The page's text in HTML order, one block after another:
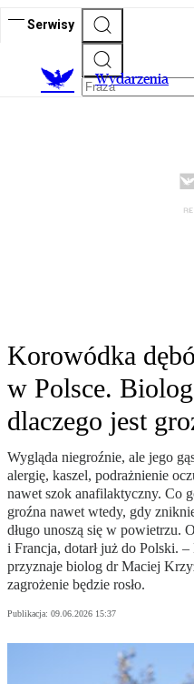
Serwisy
Wydarzenia
Korowódka
w Polsce. Biolog
dlaczego jest
Wygląda niegroźnie, ale jego
alergię, kaszel, podrażnienie
nawet szok anafilaktyczny. Co
groźna nawet wtedy, gdy
długo unoszą się w powietrzu.
i Francja, dotarł już do Polski.
przyznaje biolog dr Maciej
zagrożenie będzie rosło.
Publikacja: 09.06.2026 15:37